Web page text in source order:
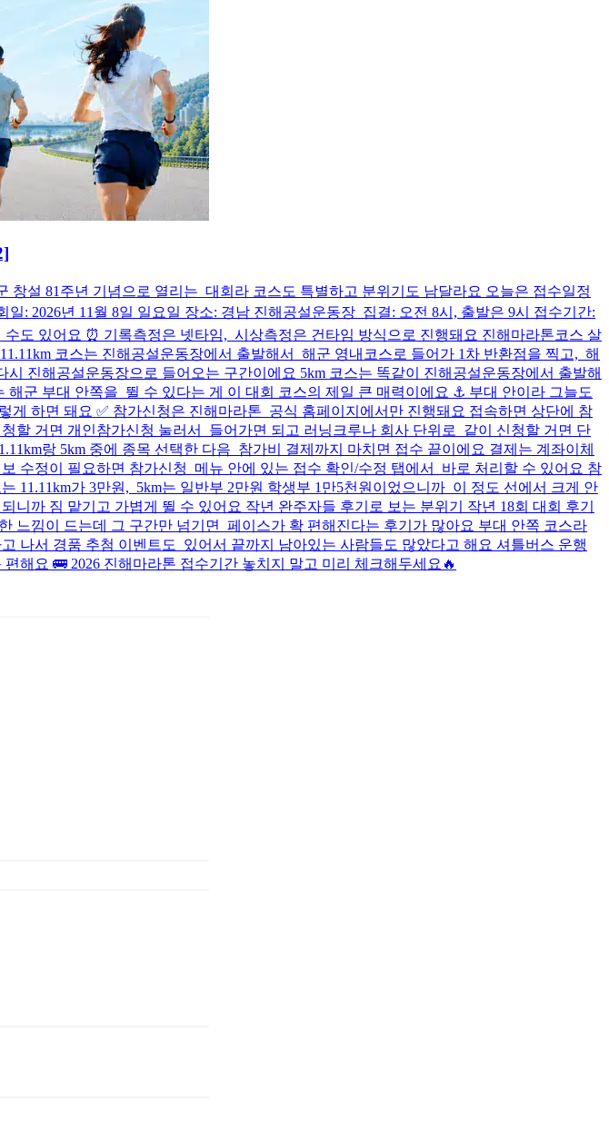
설 81주년 기념으로 열리는 대회라 코스도 특별하고 분위기도 남달라요 오늘은 접수일정
: 2026년 11월 8일 일요일 장소: 경남 진해공설운동장 집결: 오전 8시, 출발은 9시 접수기간:
도 있어요 ⏰ 기록측정은 넷타임, 시상측정은 건타임 방식으로 진행돼요 진해마라톤코스 살
코스는 진해공설운동장에서 출발해서 해군 영내코스로 들어가 1차 반환점을 찍고, 해
진해공설운동장으로 들어오는 구간이에요 5km 코스는 똑같이 진해공설운동장에서 출발해
군 부대 안쪽을 뛸 수 있다는 게 이 대회 코스의 제일 큰 매력이에요 ⚓ 부대 안이라 그늘도
하면 돼요 ✅ 참가신청은 진해마라톤 공식 홈페이지에서만 진행돼요 접속하면 상단에 참
할 거면 개인참가신청 눌러서 들어가면 되고 러닝크루나 회사 단위로 같이 신청할 거면 단
랑 5km 중에 종목 선택한 다음 참가비 결제까지 마치면 접수 끝이에요 결제는 계좌이체
수정이 필요하면 참가신청 메뉴 안에 있는 접수 확인/수정 탭에서 바로 처리할 수 있어요 참
11.11km가 3만원, 5km는 일반부 2만원 학생부 1만5천원이었으니까 이 정도 선에서 크게 안
까 짐 맡기고 가볍게 뛸 수 있어요 작년 완주자들 후기로 보는 분위기 작년 18회 대회 후기
느낌이 드는데 그 구간만 넘기면 페이스가 확 편해진다는 후기가 많아요 부대 안쪽 코스라
나서 경품 추첨 이벤트도 있어서 끝까지 남아있는 사람들도 많았다고 해요 셔틀버스 운행
해요 🚌 2026 진해마라톤 접수기간 놓치지 말고 미리 체크해두세요🔥